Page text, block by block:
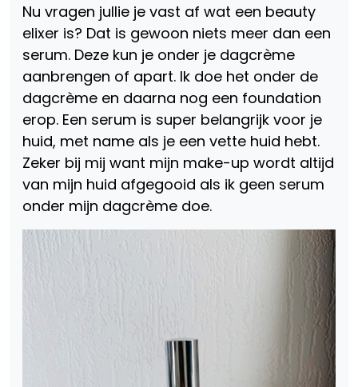
Nu vragen jullie je vast af wat een beauty
elixer is? Dat is gewoon niets meer dan een
serum. Deze kun je onder je dagcrème
aanbrengen of apart. Ik doe het onder de
dagcrème en daarna nog een foundation
erop. Een serum is super belangrijk voor je
huid, met name als je een vette huid hebt.
Zeker bij mij want mijn make-up wordt altijd
van mijn huid afgegooid als ik geen serum
onder mijn dagcrème doe.